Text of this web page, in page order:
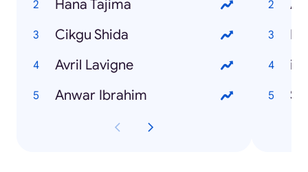
Hana Tajima
Cikgu Shida
Avril Lavigne
Anwar Ibrahim